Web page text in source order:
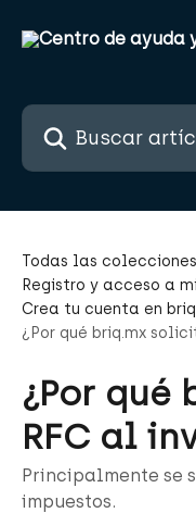
Buscar artículos...
Todas las colecciones
Registro y acceso a
Crea tu cuenta en
¿Por qué briq.mx
¿Por
RFC al
Principalmente se
impuestos.